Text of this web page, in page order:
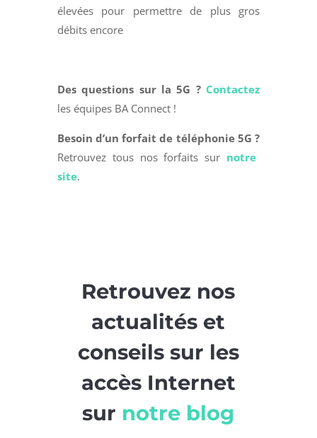
élevées pour permettre de plus gros
débits encore
Des questions sur la 5G ? Contactez
les équipes BA Connect !
Besoin d’un forfait de téléphonie 5G ?
Retrouvez tous nos forfaits sur notre
site.
Retrouvez nos
actualités et
conseils sur les
accès Internet
sur notre blog